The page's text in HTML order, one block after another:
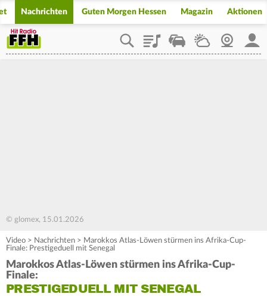
Nachrichten Guten Morgen Hessen Magazin Aktionen
PlaylistStaupilotWetterWebcam
© glomex, 15.01.2026
Video > Nachrichten > Marokkos Atlas-Löwen stürmen ins Afrika-Cup-
Finale: Prestigeduell mit Senegal
Marokkos Atlas-Löwen stürmen ins Afrika-Cup-
Finale:
PRESTIGEDUELL MIT SENEGAL